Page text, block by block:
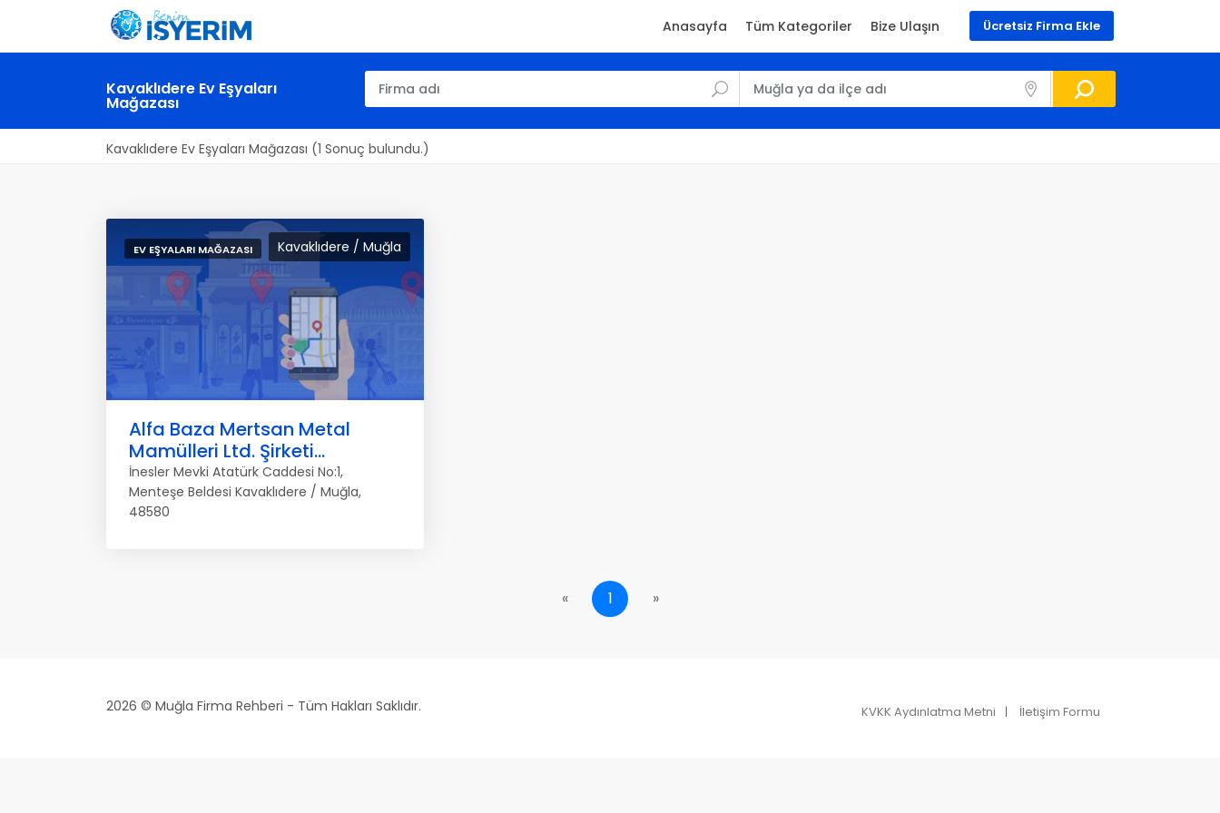
Ücretsiz Firma Ekle
Anasayfa Tüm Kategoriler Bize Ulaşın
Kavaklıdere Ev Eşyaları
Mağazası
Kavaklıdere Ev Eşyaları Mağazası (1 Sonuç bulundu.)
Kavaklıdere / Muğla
EV EŞYALARI MAĞAZASI
Alfa Baza Mertsan Metal
Mamülleri Ltd. Şirketi...
İnesler Mevki Atatürk Caddesi No:1,
Menteşe Beldesi Kavaklıdere / Muğla,
48580
« 1 »
2026 © Muğla Firma Rehberi - Tüm Hakları Saklıdır. KVKK Aydınlatma Metni İletişim Formu